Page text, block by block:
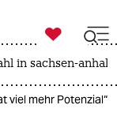

taz zahl ich
in sachsen-anhalt
viel mehr Potenzial“